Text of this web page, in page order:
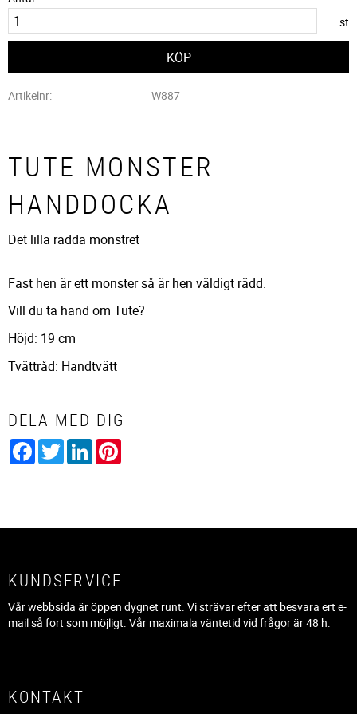
st
Artikelnr W887
TUTE MONSTER
HANDDOCKA
Det lilla rädda monstret
Fast hen är ett monster så är hen väldigt rädd.
Vill du ta hand om Tute?
Höjd: 19 cm
Tvättråd: Handtvätt
DELA MED DIG
Facebook
TwitterLinkedIn
KUNDSERVICE
Vår webbsida är öppen dygnet runt. Vi strävar efter att besvara ert e-
mail så fort som möjligt. Vår maximala väntetid vid frågor är 48 h.
KONTAKT